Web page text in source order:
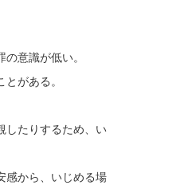
意識が低い。
がある。
したりするため、い
感から、いじめる場